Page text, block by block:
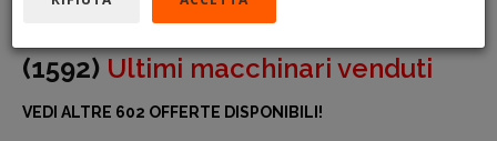
(1592) Ultimi macchinari venduti
VEDI ALTRE 602 OFFERTE DISPONIBILI!